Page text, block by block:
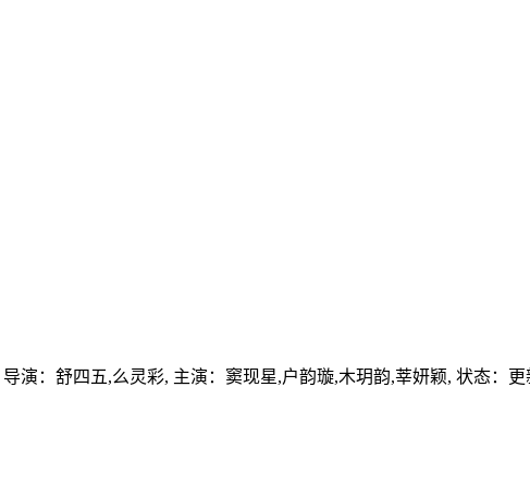
导演： 舒四五,么灵彩, 主演： 窦现星,户韵璇,木玥韵,莘妍颖, 状态：更